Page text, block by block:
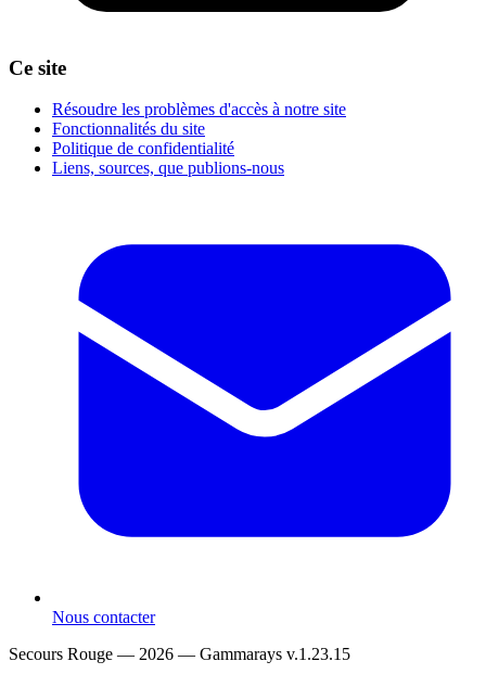
Ce site
Résoudre les problèmes d'accès à notre site
Fonctionnalités du site
Politique de confidentialité
Liens, sources, que publions-nous
Nous contacter
Secours Rouge — 2026 — Gammarays v.1.23.15